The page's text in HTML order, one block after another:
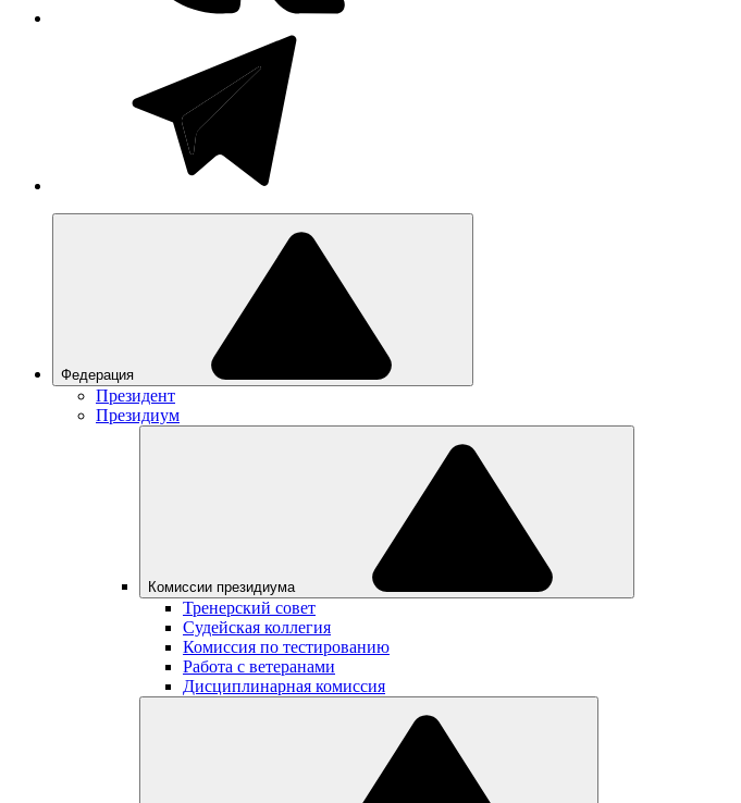
Федерация
Президент
Президиум
Комиссии президиума
Тренерский совет
Судейская коллегия
Комиссия по тестированию
Работа с ветеранами
Дисциплинарная комиссия